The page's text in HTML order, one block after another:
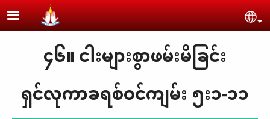
Skip to main content
၄၆။ ငါးများစွာဖမ်းမိခြင်း
ရှင်လုကာခရစ်ဝင်ကျမ်း ၅း၁-၁၁